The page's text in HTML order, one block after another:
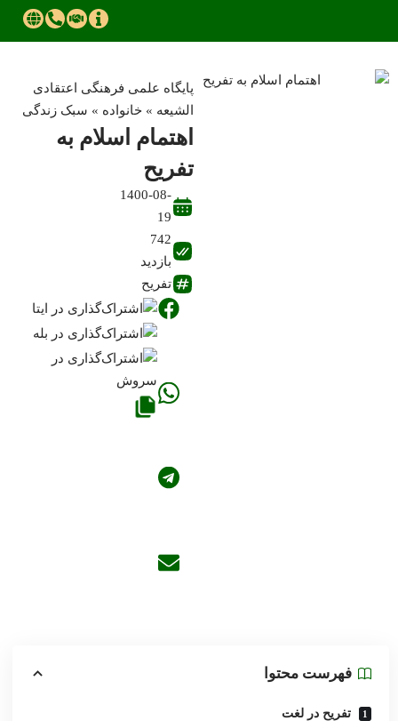
پایگاه علمی فرهنگی اعتقادی
الشیعه » خانواده » سبک زندگی
اهتمام اسلام به
تفریح
1400-08-
19
742
بازدید
تفریح
فهرست محتوا
تفریح در لغت